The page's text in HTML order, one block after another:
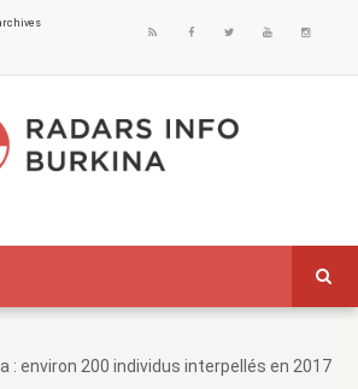
: environ 200 individus interpellés en 2017